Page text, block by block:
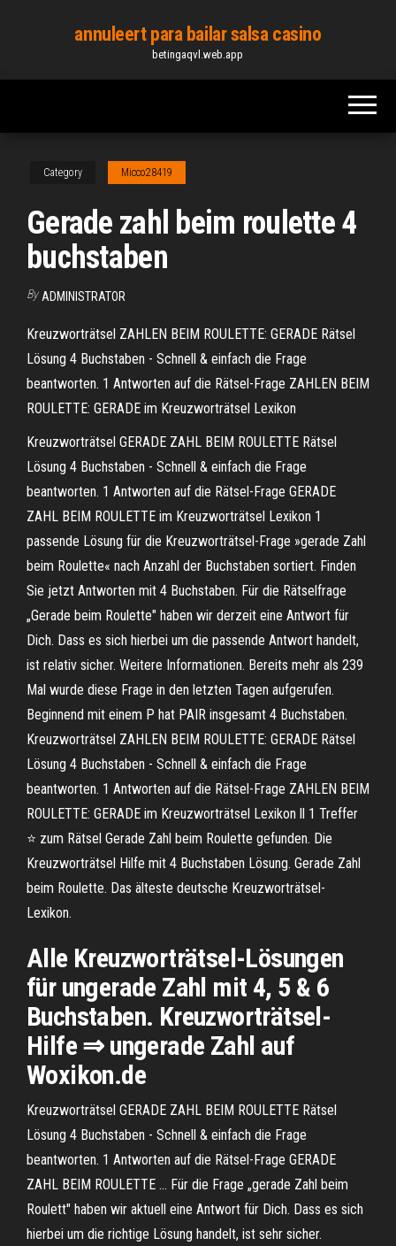
content
annuleert para bailar salsa casino
betingaqvl.web.app
Category Micco28419
Gerade zahl beim roulette 4
buchstaben
By ADMINISTRATOR
Kreuzworträtsel ZAHLEN BEIM ROULETTE: GERADE Rätsel
Lösung 4 Buchstaben - Schnell & einfach die Frage
beantworten. 1 Antworten auf die Rätsel-Frage ZAHLEN BEIM
ROULETTE: GERADE im Kreuzworträtsel Lexikon
Kreuzworträtsel GERADE ZAHL BEIM ROULETTE Rätsel
Lösung 4 Buchstaben - Schnell & einfach die Frage
beantworten. 1 Antworten auf die Rätsel-Frage GERADE
ZAHL BEIM ROULETTE im Kreuzworträtsel Lexikon 1
passende Lösung für die Kreuzworträtsel-Frage »gerade Zahl
beim Roulette« nach Anzahl der Buchstaben sortiert. Finden
Sie jetzt Antworten mit 4 Buchstaben. Für die Rätselfrage
„Gerade beim Roulette" haben wir derzeit eine Antwort für
Dich. Dass es sich hierbei um die passende Antwort handelt,
ist relativ sicher. Weitere Informationen. Bereits mehr als 239
Mal wurde diese Frage in den letzten Tagen aufgerufen.
Beginnend mit einem P hat PAIR insgesamt 4 Buchstaben.
Kreuzworträtsel ZAHLEN BEIM ROULETTE: GERADE Rätsel
Lösung 4 Buchstaben - Schnell & einfach die Frage
beantworten. 1 Antworten auf die Rätsel-Frage ZAHLEN BEIM
ROULETTE: GERADE im Kreuzworträtsel Lexikon ll 1 Treffer
⭐ zum Rätsel Gerade Zahl beim Roulette gefunden. Die
Kreuzworträtsel Hilfe mit 4 Buchstaben Lösung. Gerade Zahl
beim Roulette. Das älteste deutsche Kreuzworträtsel-
Lexikon.
Alle Kreuzworträtsel-Lösungen
für ungerade Zahl mit 4, 5 & 6
Buchstaben. Kreuzworträtsel-
Hilfe ⇒ ungerade Zahl auf
Woxikon.de
Kreuzworträtsel GERADE ZAHL BEIM ROULETTE Rätsel
Lösung 4 Buchstaben - Schnell & einfach die Frage
beantworten. 1 Antworten auf die Rätsel-Frage GERADE
ZAHL BEIM ROULETTE … Für die Frage „gerade Zahl beim
Roulett" haben wir aktuell eine Antwort für Dich. Dass es sich
hierbei um die richtige Lösung handelt, ist sehr sicher.